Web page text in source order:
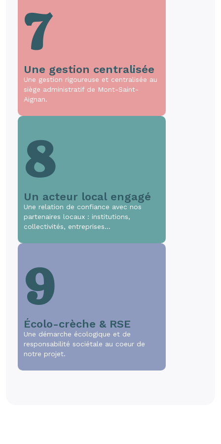
7
Une gestion centralisée
Une gestion rigoureuse et centralisée au
siège administratif de Mont-Saint-
Aignan.
8
Un acteur local engagé
Une relation de confiance avec nos
partenaires locaux : institutions,
collectivités, entreprises…
9
Écolo-crèche & RSE
Une démarche écologique et de
responsabilité sociétale au coeur de
notre projet.